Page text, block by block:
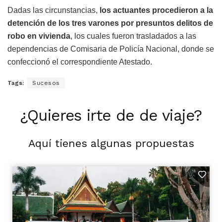
Dadas las circunstancias, los actuantes procedieron a la
detención de los tres varones por presuntos delitos de
robo en vivienda, los cuales fueron trasladados a las
dependencias de Comisaria de Policía Nacional, donde se
confeccionó el correspondiente Atestado.
Tags: Sucesos
¿Quieres irte de de viaje?
Aquí tienes algunas propuestas